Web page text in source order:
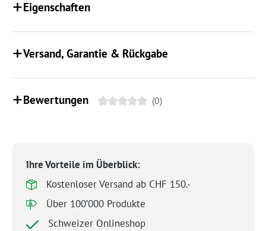
Eigenschaften
Versand, Garantie & Rückgabe
Bewertungen (0)
Ihre Vorteile im Überblick:
Kostenloser Versand ab CHF 150.-
Über 100’000 Produkte
Schweizer Onlineshop